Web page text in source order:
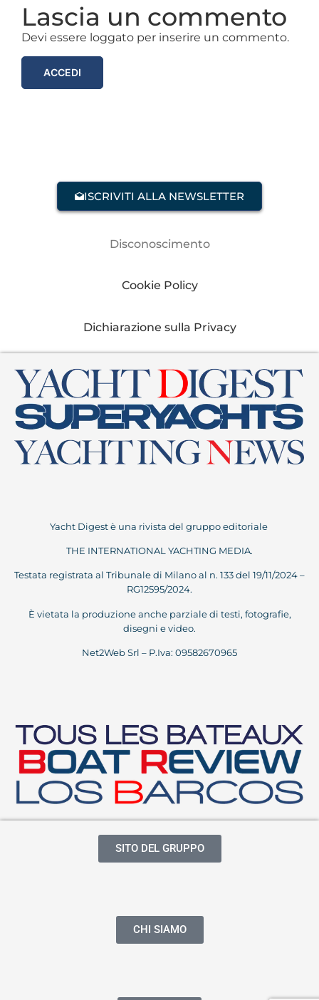
Lascia un commento
Devi essere loggato per inserire un commento.
ACCEDI
ISCRIVITI ALLA NEWSLETTER
Disconoscimento
Cookie Policy
Dichiarazione sulla Privacy
Yacht Digest è una rivista del gruppo editoriale
THE INTERNATIONAL YACHTING MEDIA.
Testata registrata al Tribunale di Milano al n. 133 del 19/11/2024 –
RG12595/2024.
È vietata la produzione anche parziale di testi, fotografie,
disegni e video.
Net2Web Srl – P.Iva: 09582670965
SITO DEL GRUPPO
CHI SIAMO